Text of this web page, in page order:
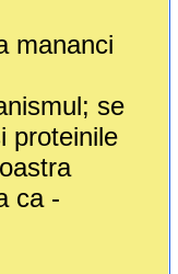
mananci
se
proteinile
ca -